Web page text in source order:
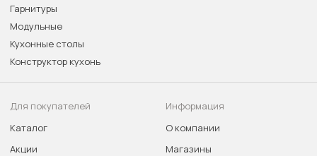
Гарнитуры
Модульные
Кухонные столы
Конструктор кухонь
Для покупателей
Каталог
Акции
Информация
О компании
Магазины